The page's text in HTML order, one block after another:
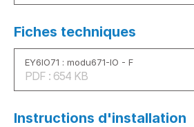
Fiches techniques
EY6IO71 : modu671-IO - F
PDF : 654 KB
Instructions d'installation